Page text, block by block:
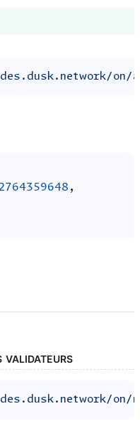
on/
,
validateurs
on/